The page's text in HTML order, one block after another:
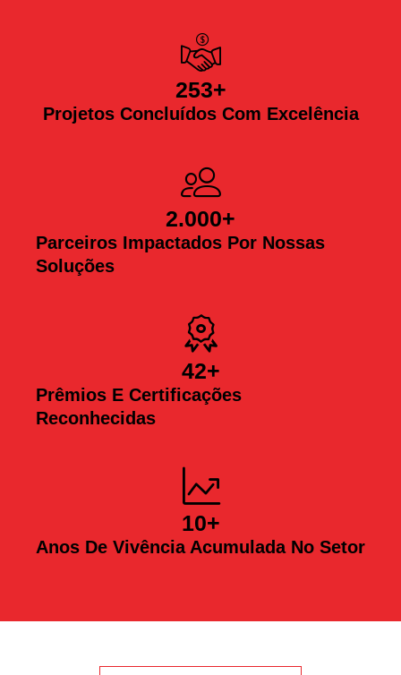
Projetos Concluídos Com Excelência
253+
Parceiros Impactados Por Nossas
Soluções
2.000+
Prêmios E Certificações
Reconhecidas
42+
Anos De Vivência Acumulada No Setor
10+